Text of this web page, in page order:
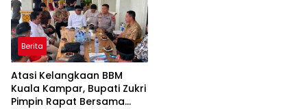
Berita
Atasi Kelangkaan BBM
Kuala Kampar, Bupati Zukri
Pimpin Rapat Bersama